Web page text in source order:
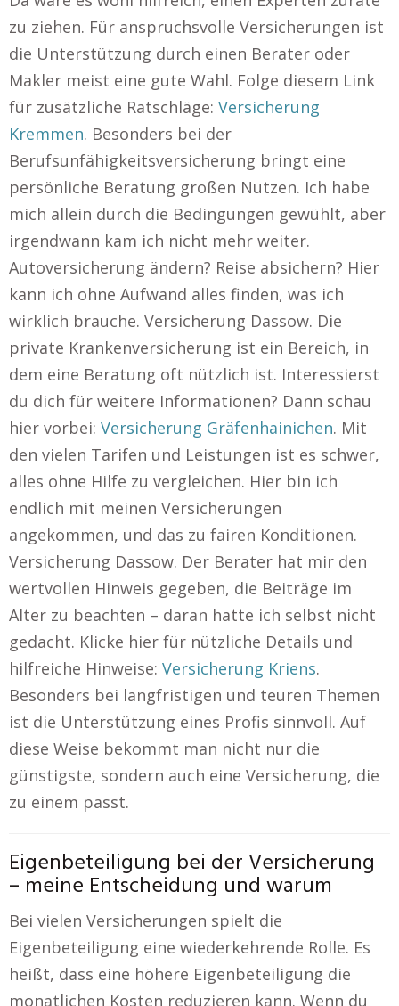
zu ziehen. Für anspruchsvolle Versicherungen ist
die Unterstützung durch einen Berater oder
Makler meist eine gute Wahl. Folge diesem Link
für zusätzliche Ratschläge: Versicherung
Kremmen. Besonders bei der
Berufsunfähigkeitsversicherung bringt eine
persönliche Beratung großen Nutzen. Ich habe
mich allein durch die Bedingungen gewühlt, aber
irgendwann kam ich nicht mehr weiter.
Autoversicherung ändern? Reise absichern? Hier
kann ich ohne Aufwand alles finden, was ich
wirklich brauche. Versicherung Dassow. Die
private Krankenversicherung ist ein Bereich, in
dem eine Beratung oft nützlich ist. Interessierst
du dich für weitere Informationen? Dann schau
hier vorbei: Versicherung Gräfenhainichen. Mit
den vielen Tarifen und Leistungen ist es schwer,
alles ohne Hilfe zu vergleichen. Hier bin ich
endlich mit meinen Versicherungen
angekommen, und das zu fairen Konditionen.
Versicherung Dassow. Der Berater hat mir den
wertvollen Hinweis gegeben, die Beiträge im
Alter zu beachten – daran hatte ich selbst nicht
gedacht. Klicke hier für nützliche Details und
hilfreiche Hinweise: Versicherung Kriens.
Besonders bei langfristigen und teuren Themen
ist die Unterstützung eines Profis sinnvoll. Auf
diese Weise bekommt man nicht nur die
günstigste, sondern auch eine Versicherung, die
zu einem passt.
Eigenbeteiligung bei der Versicherung
– meine Entscheidung und warum
Bei vielen Versicherungen spielt die
Eigenbeteiligung eine wiederkehrende Rolle. Es
heißt, dass eine höhere Eigenbeteiligung die
monatlichen Kosten reduzieren kann. Wenn du